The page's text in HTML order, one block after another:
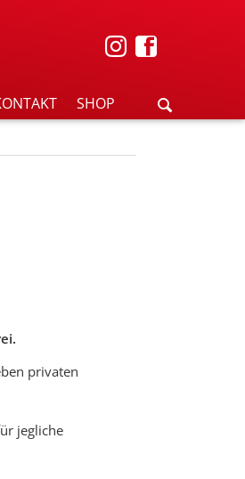
SHOP
privaten
jegliche